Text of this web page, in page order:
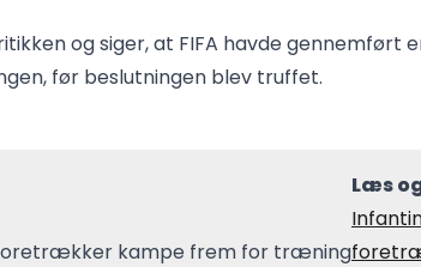
og siger, at FIFA havde gennemført
før beslutningen blev truffet.
Læs